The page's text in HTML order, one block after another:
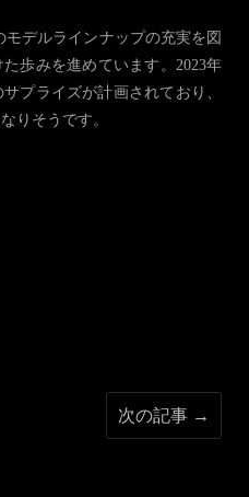
デルラインナップの充実を図
歩みを進めています。2023年
プライズが計画されており、
りそうです。
次の記事 →